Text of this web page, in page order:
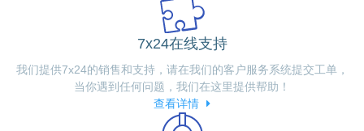
7x24在线支持
我们提供7x24的销售和支持，请在我们的客户服务系统提交工单，
当你遇到任何问题，我们在这里提供帮助！
查看详情